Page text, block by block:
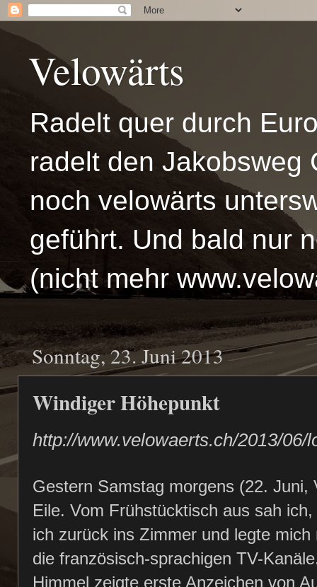
Velowärts
Radelt quer durch
radelt den Jakobsweg
noch velowärts
geführt. Und bald nur
(nicht mehr
Sonntag, 23. Juni 2013
Windiger Höhepunkt
http://www.velowaerts.ch/2013/
Gestern Samstag morgens (22.
Eile. Vom Frühstücktisch aus sah
ich zurück ins Zimmer und legte
die französisch-sprachigen TV-
Himmel zeigte erste Anzeichen von